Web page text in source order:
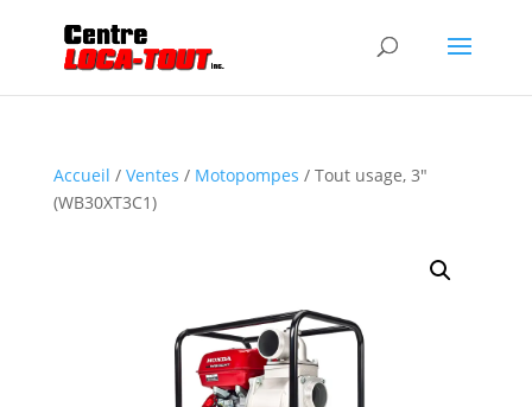
Accueil / Ventes / Motopompes / Tout usage, 3″
(WB30XT3C1)